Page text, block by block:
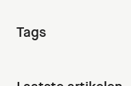
Tags